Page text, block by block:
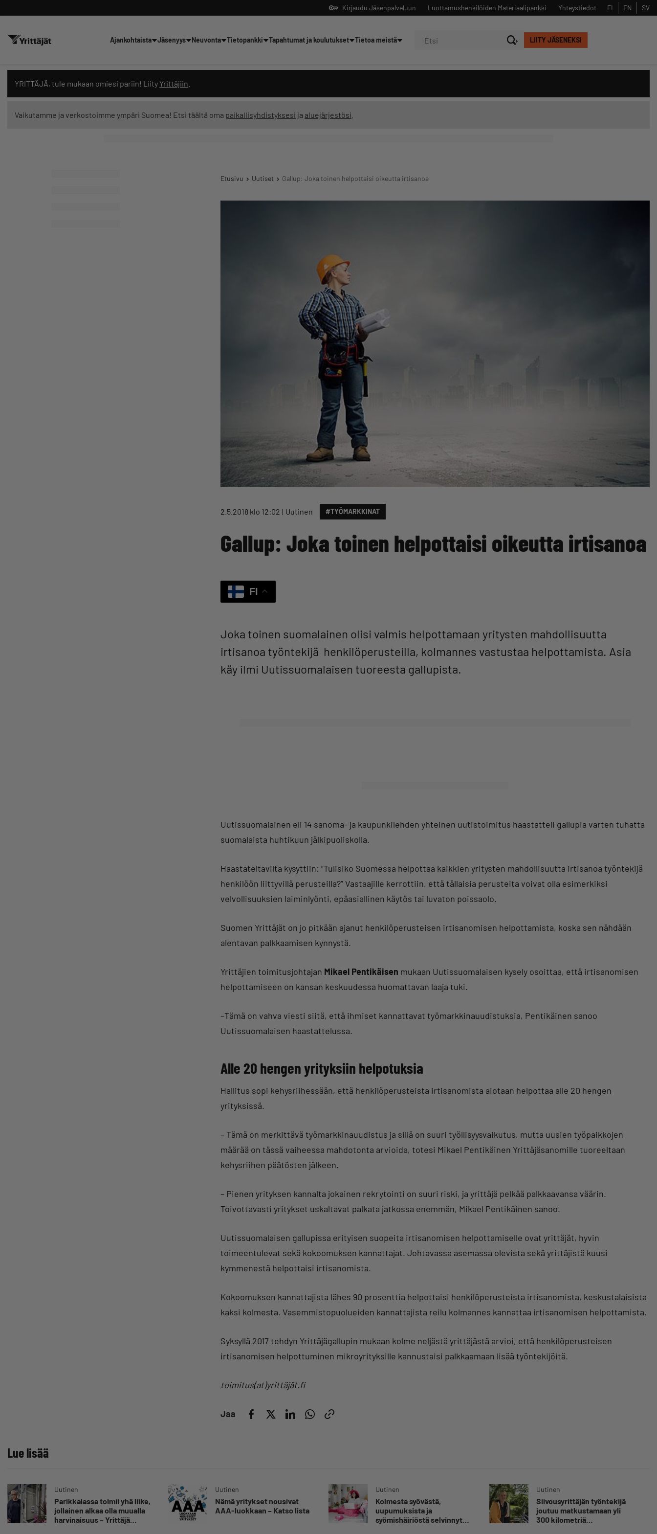
Kirjaudu Jäsenpalveluun Yhteystiedot
Luottamushenkilöiden Materiaalipankki FI EN SV
LIITY JÄSENEKSI
Ajankohtaista Jäsenyys Neuvonta Tietopankki Tapahtumat ja koulutukset Tietoa meistä
YRITTÄJÄ, tule mukaan omiesi pariin! Liity Yrittäjiin
Vaikutamme ja verkostoimme ympäri Suomea! Etsi täältä oma paikallisyhdistyksesi ja aluejärjestösi
Etusivu Uutiset Gallup: Joka toinen helpottaisi oikeutta irtisanoa
2.5.2018 klo 12:02 Uutinen #TYÖMARKKINAT
Gallup: Joka toinen helpottaisi oikeutta irtisanoa
FI
Joka toinen suomalainen olisi valmis helpottamaan yritysten mahdollisuutta
irtisanoa työntekijä henkilöperusteilla, kolmannes vastustaa helpottamista. Asia
käy ilmi Uutissuomalaisen tuoreesta gallupista.
Uutissuomalainen eli 14 sanoma- ja kaupunkilehden yhteinen uutistoimitus haastatteli gallupia varten tuhatta
suomalaista huhtikuun jälkipuoliskolla.
Haastateltavilta kysyttiin: ”Tulisiko Suomessa helpottaa kaikkien yritysten mahdollisuutta irtisanoa työntekijä
henkilöön liittyvillä perusteilla?” Vastaajille kerrottiin, että tällaisia perusteita voivat olla esimerkiksi
velvollisuuksien laiminlyönti, epäasiallinen käytös tai luvaton poissaolo.
Suomen Yrittäjät on jo pitkään ajanut henkilöperusteisen irtisanomisen helpottamista, koska sen nähdään
alentavan palkkaamisen kynnystä.
Yrittäjien toimitusjohtajan Mikael Pentikäisen mukaan Uutissuomalaisen kysely osoittaa, että irtisanomisen
helpottamiseen on kansan keskuudessa huomattavan laaja tuki.
–Tämä on vahva viesti siitä, että ihmiset kannattavat työmarkkinauudistuksia, Pentikäinen sanoo
Uutissuomalaisen haastattelussa.
Alle 20 hengen yrityksiin helpotuksia
Hallitus sopi kehysriihessään, että henkilöperusteista irtisanomista aiotaan helpottaa alle 20 hengen
yrityksissä.
– Tämä on merkittävä työmarkkinauudistus ja sillä on suuri työllisyysvaikutus, mutta uusien työpaikkojen
määrää on tässä vaiheessa mahdotonta arvioida, totesi Mikael Pentikäinen Yrittäjäsanomille tuoreeltaan
kehysriihen päätösten jälkeen.
– Pienen yrityksen kannalta jokainen rekrytointi on suuri riski, ja yrittäjä pelkää palkkaavansa väärin.
Toivottavasti yritykset uskaltavat palkata jatkossa enemmän, Mikael Pentikäinen sanoo.
Uutissuomalaisen gallupissa erityisen suopeita irtisanomisen helpottamiselle ovat yrittäjät, hyvin
toimeentulevat sekä kokoomuksen kannattajat. Johtavassa asemassa olevista sekä yrittäjistä kuusi
kymmenestä helpottaisi irtisanomista.
Kokoomuksen kannattajista lähes 90 prosenttia helpottaisi henkilöperusteista irtisanomista, keskustalaisista
kaksi kolmesta. Vasemmistopuolueiden kannattajista reilu kolmannes kannattaa irtisanomisen helpottamista.
Syksyllä 2017 tehdyn Yrittäjägallupin mukaan kolme neljästä yrittäjästä arvioi, että henkilöperusteisen
irtisanomisen helpottuminen mikroyrityksille kannustaisi palkkaamaan lisää työntekijöitä.
toimitus(at)yrittäjät.fi
Jaa
Lue lisää
Uutinen
Parikkalassa toimii yhä liike,
jollainen alkaa olla muualla
harvinaisuus – Yrittäjä
Uutinen
Nämä yritykset nousivat
AAA-luokkaan – Katso lista
Uutinen
Kolmesta syövästä,
uupumuksista ja
syömishäiriöstä selvinnyt
Uutinen
Siivousyrittäjän työntekijä
joutuu matkustamaan yli
300 kilometriä
Sulje
Hae sivustolta tai kysy suoraan Yrittäjien tekoälyltä